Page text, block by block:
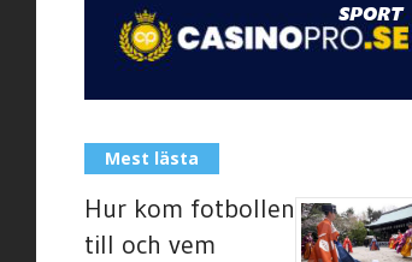
Mest lästa
Hur kom fotbollen
till och vem